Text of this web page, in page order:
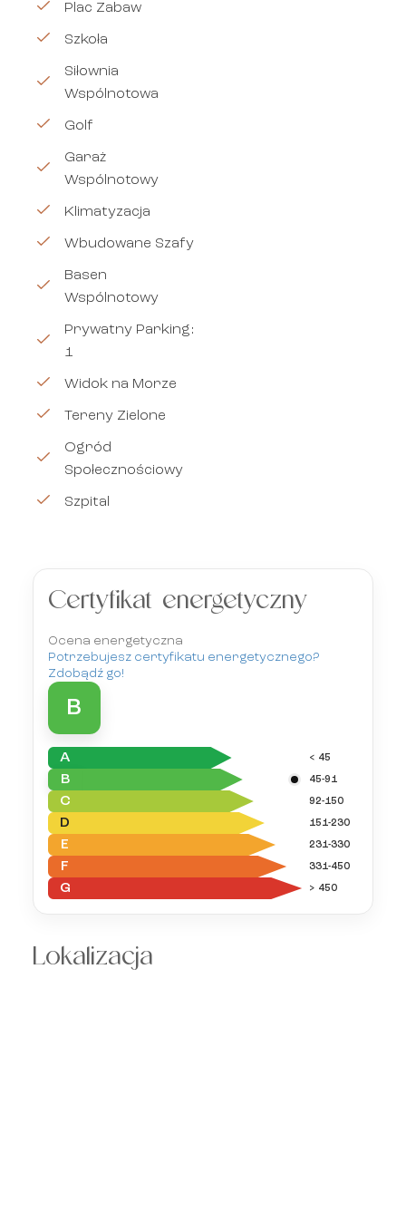
Plac Zabaw
Szkoła
Siłownia
Wspólnotowa
Golf
Garaż
Wspólnotowy
Klimatyzacja
Wbudowane Szafy
Basen
Wspólnotowy
Prywatny Parking:
1
Widok na Morze
Tereny Zielone
Ogród
Społecznościowy
Szpital
Certyfikat energetyczny
Ocena energetyczna
Potrzebujesz certyfikatu energetycznego?
Zdobądź go!
B
A < 45
B 45-91
C 92-150
D 151-230
E 231-330
F 331-450
G > 450
Lokalizacja